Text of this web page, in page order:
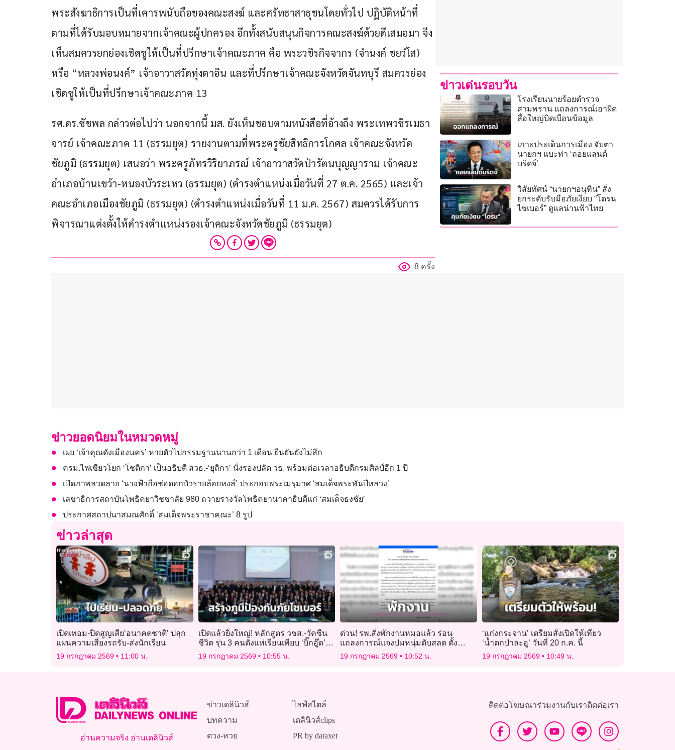
พระสังฆาธิการเป็นที่เคารพนับถือของคณะสงฆ์ และศรัทธาสาธุชนโดยทั่วไป ปฏิบัติหน้าที่
ตามที่ได้รับมอบหมายจากเจ้าคณะผู้ปกครอง อีกทั้งสนับสนุนกิจการคณะสงฆ์ด้วยดีเสมอมา จึง
เห็นสมควรยกย่องเชิดชูให้เป็นที่ปรึกษาเจ้าคณะภาค คือ พระวชิรกิจจากร (จำนงค์ ชยวํโส)
หรือ “หลวงพ่อนงค์” เจ้าอาวาสวัดทุ่งตาอิน และที่ปรึกษาเจ้าคณะจังหวัดจันทบุรี สมควรย่อง
เชิดชูให้เป็นที่ปรึกษาเจ้าคณะภาค 13
รศ.ดร.ชัชพล กล่าวต่อไปว่า นอกจากนี้ มส. ยังเห็นชอบตามหนังสือที่อ้างถึง พระเทพวชิรเมธา
จารย์ เจ้าคณะภาค 11 (ธรรมยุต) รายงานตามที่พระครูชัยสิทธิการโกศล เจ้าคณะจังหวัด
ชัยภูมิ (ธรรมยุต) เสนอว่า พระครูภัทรวิริยาภรณ์ เจ้าอาวาสวัดป่ารัตนบุญญาราม เจ้าคณะ
อำเภอบ้านเขว้า-หนองบัวระเหว (ธรรมยุต) (ดำรงตำแหน่งเมื่อวันที่ 27 ต.ค. 2565) และเจ้า
คณะอำเภอเมืองชัยภูมิ (ธรรมยุต) (ดำรงตำแหน่งเมื่อวันที่ 11 ม.ค. 2567) สมควรได้รับการ
พิจารณาแต่งตั้งให้ดำรงตำแหน่งรองเจ้าคณะจังหวัดชัยภูมิ (ธรรมยุต)
8 ครั้ง
ข่าวเด่นรอบวัน
โรงเรียนนายร้อยตำรวจ
สามพราน แถลงการณ์เอาผิด
สื่อใหญ่บิดเบือนข้อมูล
เกาะประเด็นการเมือง จับตา
นายกฯ แบะท่า ‘ถอยแลนด์
บริดจ์’
วิสัยทัศน์ “นายกฯอนุทิน” สั่ง
ยกระดับรับมือภัยเงียบ “โดรน
ไซเบอร์” ดูแลน่านฟ้าไทย
ข่าวยอดนิยมในหมวดหมู่
เผย ‘เจ้าคุณดังเมืองนคร’ หายตัวไปกรรมฐานนานกว่า 1 เดือน ยืนยันยังไม่สึก
ครม.ไฟเขียวโยก ‘โชติกา’ เป็นอธิบดี สวธ.-‘ยุถิกา’ นั่งรองปลัด วธ. พร้อมต่อเวลาอธิบดีกรมศิลป์อีก 1 ปี
เปิดภาพลวดลาย ‘นางฟ้าถือช่อดอกบัวรายล้อยหงส์’ ประกอบพระเมรุมาศ ‘สมเด็จพระพันปีหลวง’
เลขาธิการสถาบันโพธิคยาวิชชาลัย 980 ถวายรางวัลโพธิคยานาคาธิบดีแก่ ‘สมเด็จธงชัย’
ประกาศสถาปนาสมณศักดิ์ ‘สมเด็จพระราชาคณะ’ 8 รูป
ข่าวล่าสุด
เปิดเทอม-ปิดสูญเสีย’อนาคตชาติ’ ปลุก
แผนความเสี่ยงรถรับ-ส่งนักเรียน
19 กรกฎาคม 2569 11:00 น.
เปิดแล้วยิ่งใหญ่! หลักสูตร วชส.-วัคซีน
ชีวิต รุ่น 3 คนดังแห่เรียนเพียบ ‘บิ๊กอู๊ด’
ประกาศเดินหน้าต่อสร้างภูมิป้องกันภัย
ไซเบอร์
19 กรกฎาคม 2569 10:55 น.
ด่วน! รพ.สั่งพักงานหมอแล้ว ร่อน
แถลงการณ์แจงปมหนุ่มดับสลด ตั้ง
กรรมการสอบปมด่าเมีย “ประสาทแดก”
19 กรกฎาคม 2569 10:52 น.
‘แก่งกระจาน’ เตรียมสั่งเปิดให้เที่ยว
‘น้ำตกป่าละอู’ วันที่ 20 ก.ค. นี้
19 กรกฎาคม 2569 10:49 น.
อ่านความจริง อ่านเดลินิวส์
ข่าวเดลินิวส์
บทความ
ดวง-หวย
ไลฟ์สไตล์
เดลินิวส์clips
PR by dataxet
ติดต่อโฆษณาร่วมงานกับเราติดต่อเรา